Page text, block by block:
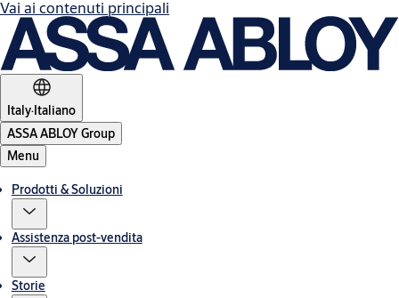
Vai ai contenuti principali
Italy·Italiano
ASSA ABLOY Group
Menu
Prodotti & Soluzioni
Assistenza post-vendita
Storie